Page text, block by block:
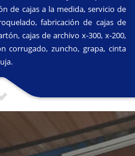
de cajas a la medida, servicio de
fabricación de cajas de
cajas de archivo x-300, x-200,
corrugado, zuncho, grapa, cinta